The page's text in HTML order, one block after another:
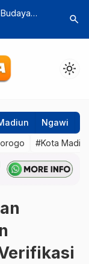
Tampil
Buas
search
light_mode
Ngawi
#Kota